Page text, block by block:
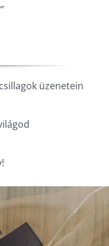
üzenetein